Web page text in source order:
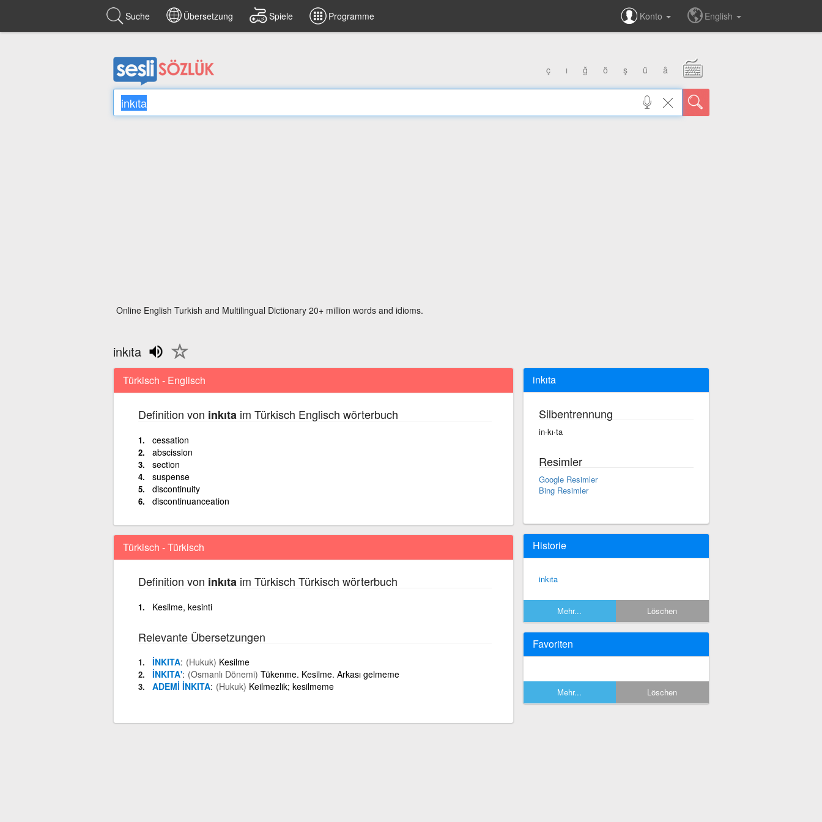
Suche Übersetzung Spiele Programme Konto English
ç ı ğ ö ş ü â
Online English Turkish and Multilingual Dictionary 20+ million words and idioms.
inkıta
Türkisch - Englisch
Definition von inkıta im Türkisch Englisch wörterbuch
cessation
abscission
section
suspense
discontinuity
discontinuanceation
Türkisch - Türkisch
Definition von inkıta im Türkisch Türkisch wörterbuch
Kesilme, kesinti
Relevante Übersetzungen
İNKITA (Hukuk) Kesilme
İNKITA' (Osmanlı Dönemi) Tükenme. Kesilme. Arkası gelmeme
ADEMİ İNKITA (Hukuk) Keilmezlik; kesilmeme
inkıta
Silbentrennung
in·kı·ta
Resimler
Google Resimler
Bing Resimler
Historie
inkıta
Mehr... Löschen
Favoriten
Mehr... Löschen